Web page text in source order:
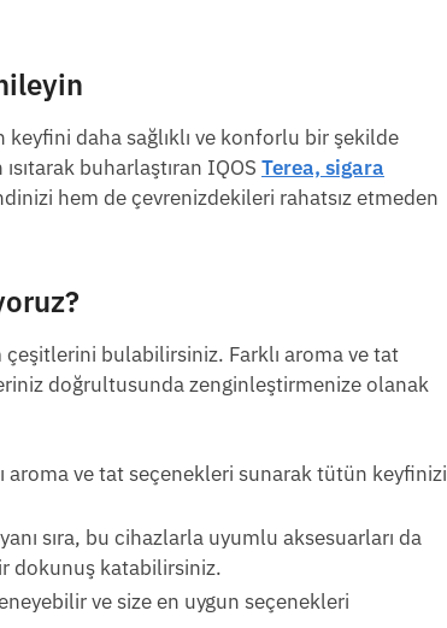
daha sağlıklı ve konforlu bir şekilde
buharlaştıran IQOS Terea, sigara
hem de çevrenizdekileri rahatsız etmeden
bulabilirsiniz. Farklı aroma ve tat
doğrultusunda zenginleştirmenize olanak
aroma ve tat seçenekleri sunarak tütün keyfinizi
sıra, bu cihazlarla uyumlu aksesuarları da
dokunuş katabilirsiniz.
ve size en uygun seçenekleri